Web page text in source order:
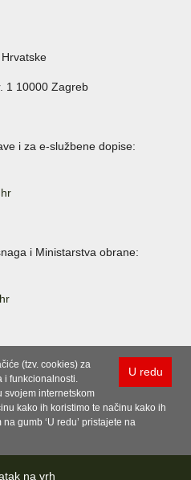
1 10000 Zagreb
i za e-službene dopise:
i Ministarstva obrane:
U redu
(tzv. cookies) za
i funkcionalnosti.
svojem internetskom
kako ih koristimo te načinu kako ih
gumb ‘U redu’ pristajete na
na vrh